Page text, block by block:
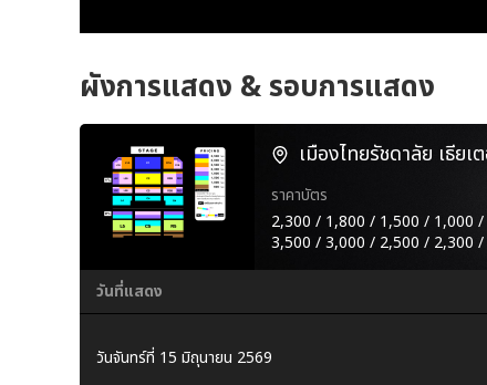
ผังการแสดง & รอบการแสดง
เมืองไทยรัชดาลัย เธียเ
ราคาบัตร
2,300 / 1,800 / 1,500 / 1,000
3,500 / 3,000 / 2,500 / 2,300
วันที่แสดง
วันจันทร์ที่ 15 มิถุนายน 2569